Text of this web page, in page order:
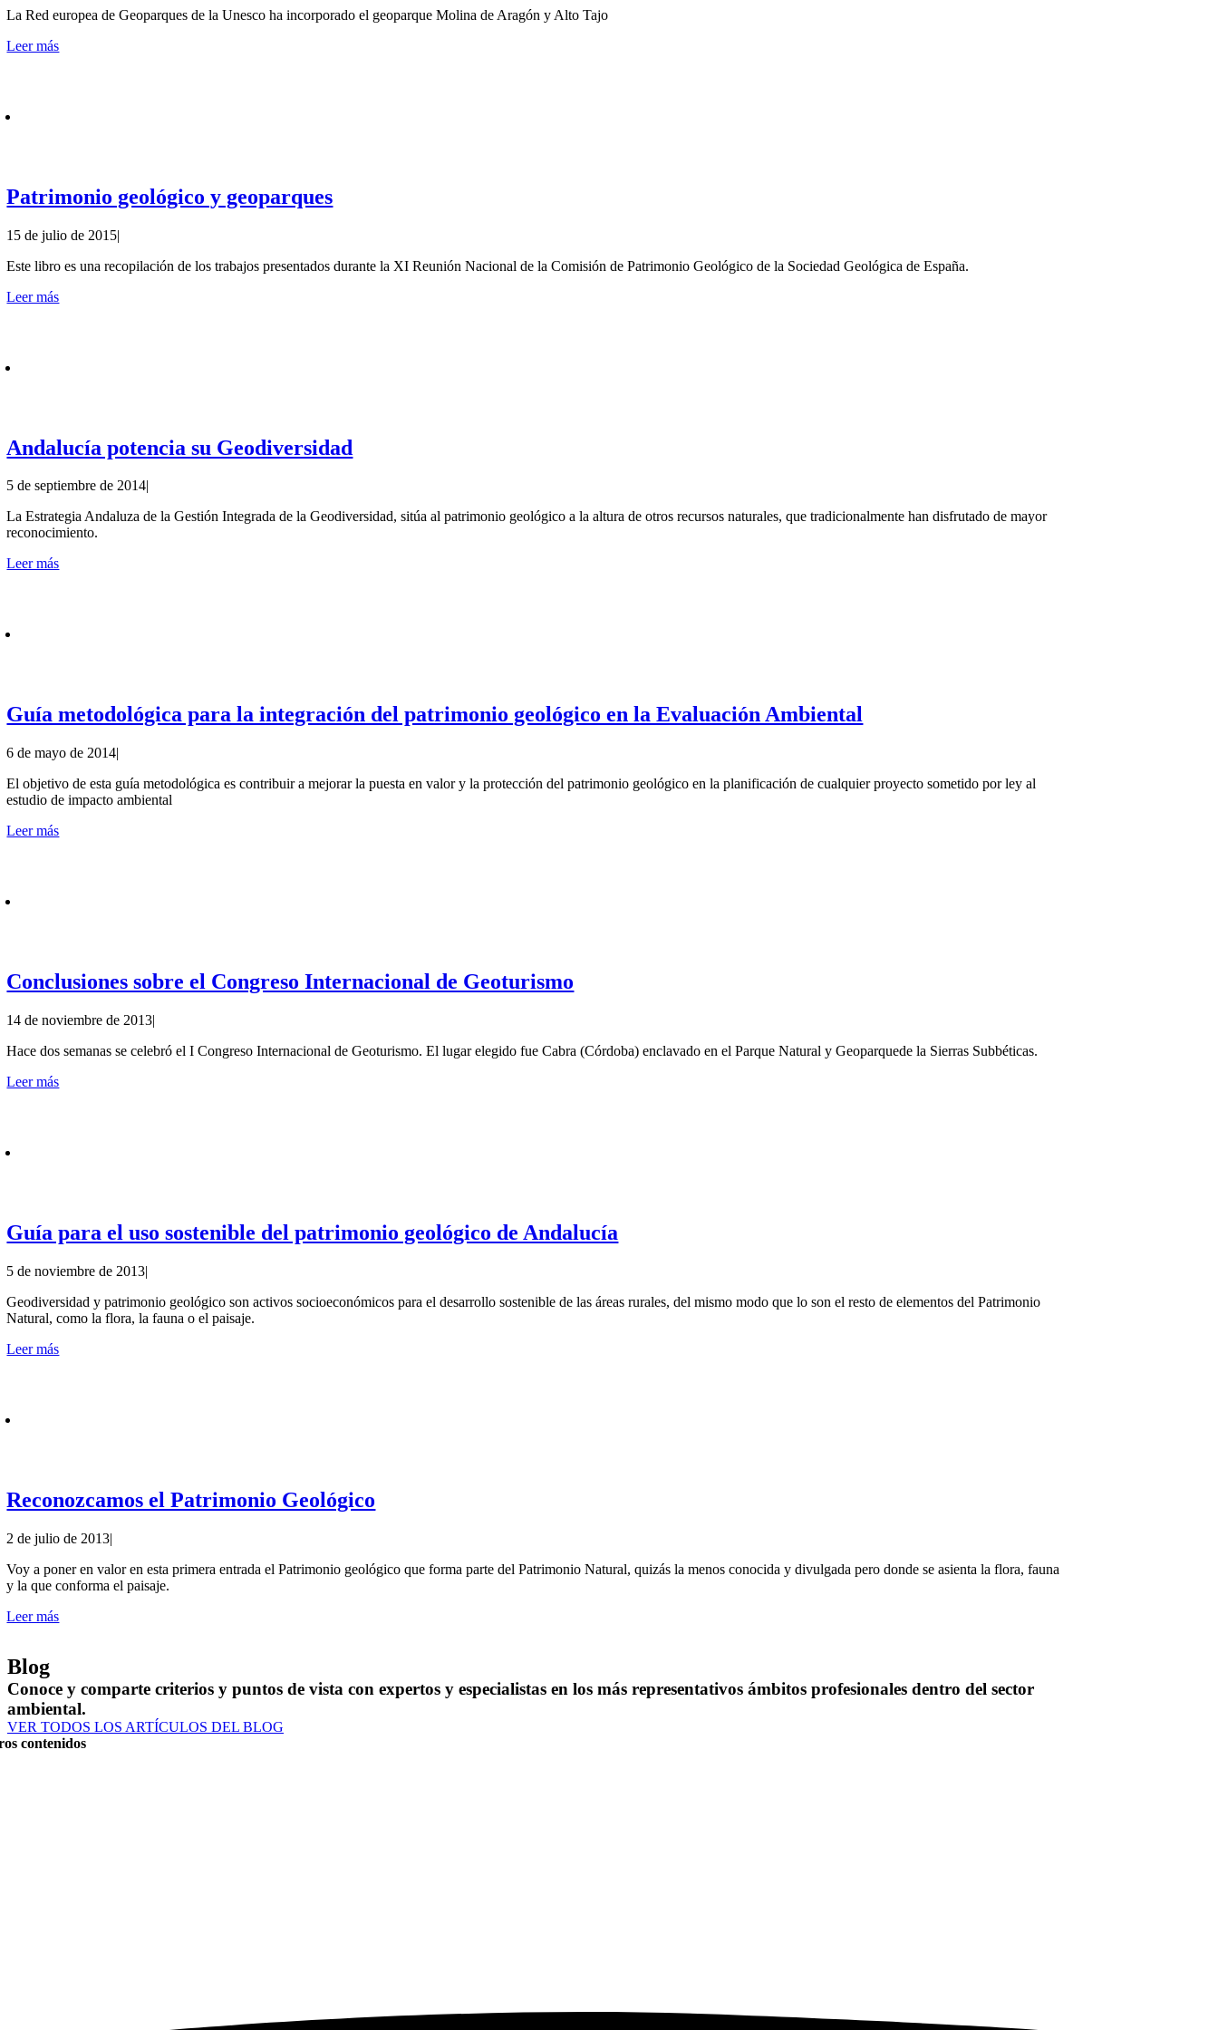
La Red europea de Geoparques de la Unesco ha incorporado el geoparque Molina de Aragón y Alto Tajo
Leer más
Patrimonio geológico y geoparques
15 de julio de 2015|
Este libro es una recopilación de los trabajos presentados durante la XI Reunión Nacional de la Comisión de Patrimonio Geológico de la Sociedad Geológica de España.
Leer más
Andalucía potencia su Geodiversidad
5 de septiembre de 2014|
La Estrategia Andaluza de la Gestión Integrada de la Geodiversidad, sitúa al patrimonio geológico a la altura de otros recursos naturales, que tradicionalmente han disfrutado de mayor
reconocimiento.
Leer más
Guía metodológica para la integración del patrimonio geológico en la Evaluación Ambiental
6 de mayo de 2014|
El objetivo de esta guía metodológica es contribuir a mejorar la puesta en valor y la protección del patrimonio geológico en la planificación de cualquier proyecto sometido por ley al
estudio de impacto ambiental
Leer más
Conclusiones sobre el Congreso Internacional de Geoturismo
14 de noviembre de 2013|
Hace dos semanas se celebró el I Congreso Internacional de Geoturismo. El lugar elegido fue Cabra (Córdoba) enclavado en el Parque Natural y Geoparquede la Sierras Subbéticas.
Leer más
Guía para el uso sostenible del patrimonio geológico de Andalucía
5 de noviembre de 2013|
Geodiversidad y patrimonio geológico son activos socioeconómicos para el desarrollo sostenible de las áreas rurales, del mismo modo que lo son el resto de elementos del Patrimonio
Natural, como la flora, la fauna o el paisaje.
Leer más
Reconozcamos el Patrimonio Geológico
2 de julio de 2013|
Voy a poner en valor en esta primera entrada el Patrimonio geológico que forma parte del Patrimonio Natural, quizás la menos conocida y divulgada pero donde se asienta la flora, fauna
y la que conforma el paisaje.
Leer más
Blog
Conoce y comparte criterios y puntos de vista con expertos y especialistas en los más representativos ámbitos profesionales dentro del sector
ambiental.
VER TODOS LOS ARTÍCULOS DEL BLOG
contenidos